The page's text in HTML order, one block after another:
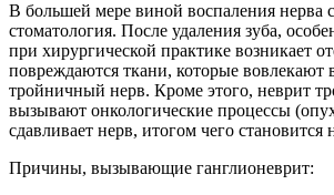
В большей мере виной воспаления нерва
стоматология. После удаления зуба,
при хирургической практике возникает
повреждаются ткани, которые вовлекают
тройничный нерв. Кроме этого, неврит
вызывают онкологические процессы
сдавливает нерв, итогом чего становится
Причины, вызывающие ганглионеврит: